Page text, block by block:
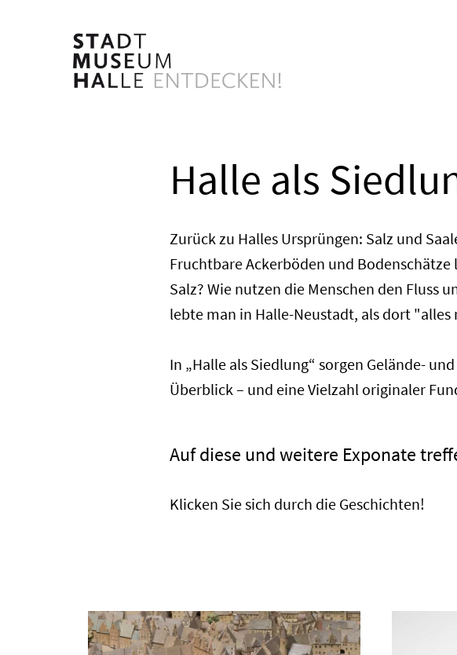
Halle als
Zurück zu Halles Ursprüngen: Salz und
Fruchtbare Ackerböden und
Salz? Wie nutzen die Menschen den Fluss
lebte man in Halle-Neustadt, als dort "alles
In „Halle als Siedlung“ sorgen Gelände-
Überblick – und eine Vielzahl originaler
Auf diese und weitere Exponate
Klicken Sie sich durch die Geschichten!